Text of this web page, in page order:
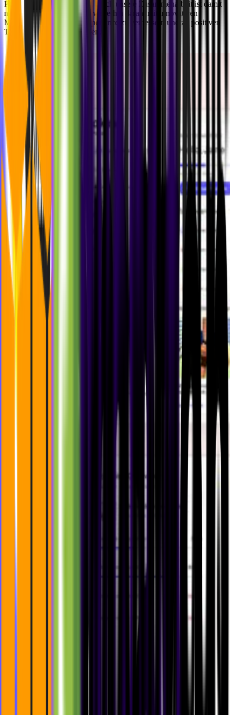
Physiotherapie zu entfalten. Doch unsere Zusammenarbeit ist damit
nicht beendet. Wir arbeiten weiterhin daran, mit innovativen
Möglichkeiten die User Experience zu verbessern und zu positiven
Therapieerfolgen beizutragen.